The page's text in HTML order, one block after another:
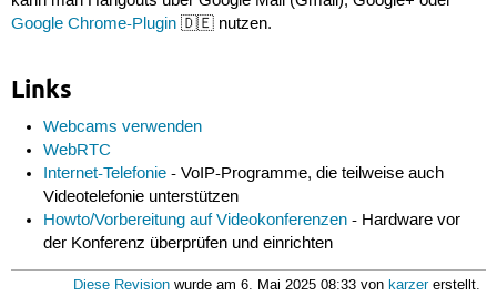
Google Chrome-Plugin🇩🇪 nutzen.
Links
Webcams verwenden
WebRTC
Internet-Telefonie - VoIP-Programme, die teilweise auch
Videotelefonie unterstützen
Howto/Vorbereitung auf Videokonferenzen - Hardware vor
der Konferenz überprüfen und einrichten
Diese Revision wurde am 6. Mai 2025 08:33 vonkarzererstellt.